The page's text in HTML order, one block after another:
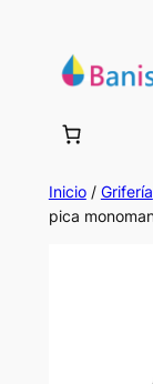
contenido
Inicio/ Grifería
pica